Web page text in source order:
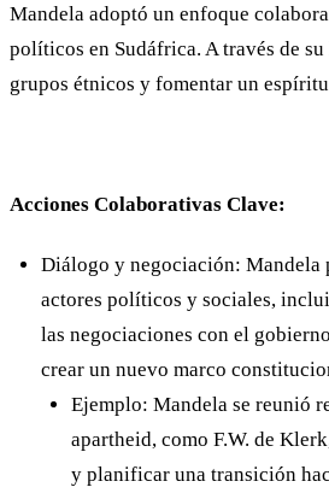
Mandela adoptó un enfoque
políticos en Sudáfrica. A través de
grupos étnicos y fomentar un
Acciones Colaborativas Clave:
Diálogo y negociación:
actores políticos y sociales,
las negociaciones con el
crear un nuevo marco
Ejemplo: Mandela se reunió
apartheid, como F.W. de
y planificar una transición